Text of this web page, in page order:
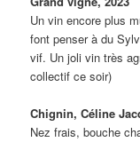
Un vin encore plus
font penser à du
vif. Un joli vin très
collectif ce soir)
Chignin, Céline
Nez frais, bouche